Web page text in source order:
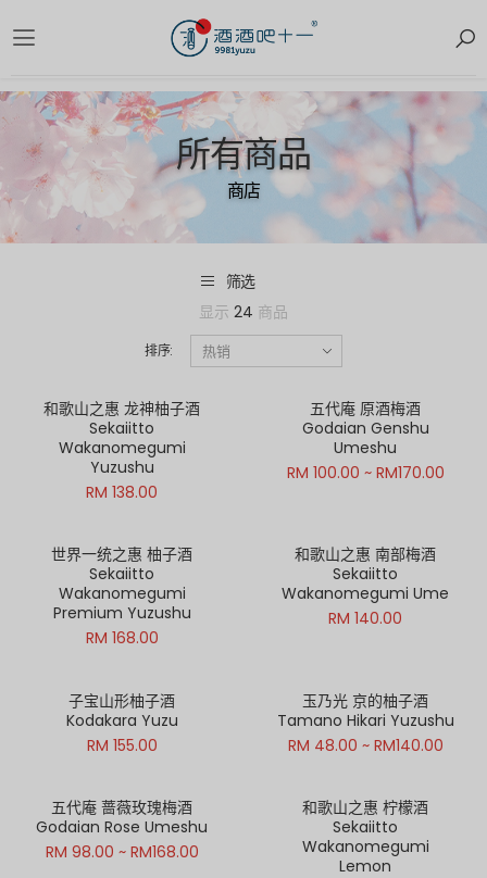
所有商品
商店
筛选
显示 24 商品
排序:
和歌山之惠 龙神柚子酒
Sekaiitto
Wakanomegumi
Yuzushu
RM 138.00
五代庵 原酒梅酒
Godaian Genshu
Umeshu
RM 100.00 ~ RM170.00
世界一统之惠 柚子酒
Sekaiitto
Wakanomegumi
Premium Yuzushu
RM 168.00
和歌山之惠 南部梅酒
Sekaiitto
Wakanomegumi Ume
RM 140.00
子宝山形柚子酒
Kodakara Yuzu
RM 155.00
玉乃光 京的柚子酒
Tamano Hikari Yuzushu
RM 48.00 ~ RM140.00
五代庵 蔷薇玫瑰梅酒
Godaian Rose Umeshu
RM 98.00 ~ RM168.00
和歌山之惠 柠檬酒
Sekaiitto
Wakanomegumi
Lemon